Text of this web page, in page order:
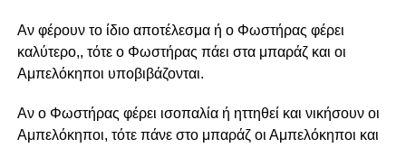
Αν φέρουν το ίδιο αποτέλεσμα ή ο Φωστήρας φέρει
καλύτερο,, τότε ο Φωστήρας πάει στα μπαράζ και οι
Αμπελόκηποι υποβιβάζονται.
Αν ο Φωστήρας φέρει ισοπαλία ή ηττηθεί και νικήσουν οι
Αμπελόκηποι, τότε πάνε στο μπαράζ οι Αμπελόκηποι και